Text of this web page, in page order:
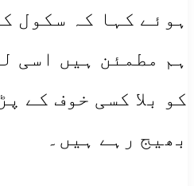
ہوئے کہا کہ سکول
ہم مطمئن ہیں اسی
کو بلا کسی خوف کے
بھیج رہے ہیں۔